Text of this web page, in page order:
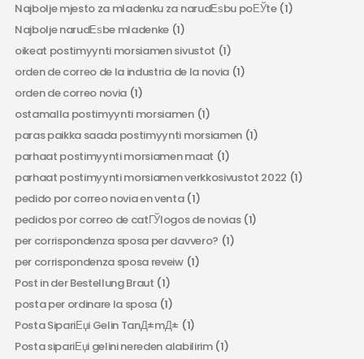
Najbolje mjesto za mladenku za narudЕѕbu poЕЎte(1)
Najbolje narudЕѕbe mladenke (1)
oikeat postimyynti morsiamen sivustot (1)
orden de correo de la industria de la novia(1)
orden de correo novia (1)
ostamalla postimyynti morsiamen(1)
paras paikka saada postimyynti morsiamen(1)
parhaat postimyynti morsiamen maat (1)
parhaat postimyynti morsiamen verkkosivustot 2022 (1)
pedido por correo novia en venta(1)
pedidos por correo de catГЎlogos de novias(1)
per corrispondenza sposa per davvero? (1)
per corrispondenza sposa reveiw(1)
Post in der Bestellung Braut (1)
posta per ordinare la sposa (1)
Posta SipariЕџi Gelin TanД±mД± (1)
Posta sipariЕџi gelini nereden alabilirim(1)